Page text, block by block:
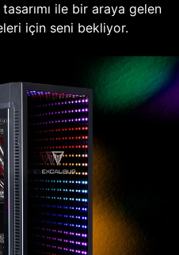
tasarımı ile bir araya gelen
için seni bekliyor.